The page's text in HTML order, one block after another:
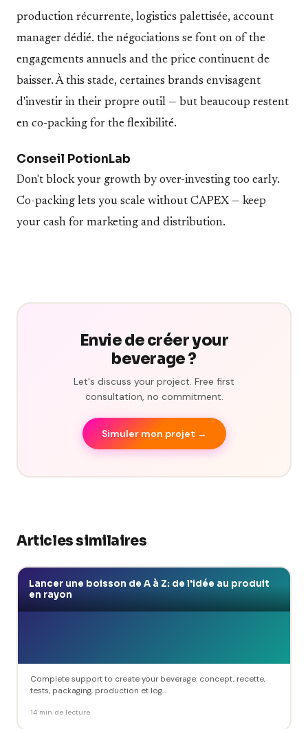
production récurrente, logistics palettisée, account
manager dédié. the négociations se font on of the
engagements annuels and the price continuent de
baisser. À this stade, certaines brands envisagent
d'investir in their propre outil — but beaucoup restent
en co-packing for the flexibilité.
Conseil PotionLab
Don't block your growth by over-investing too early.
Co-packing lets you scale without CAPEX — keep
your cash for marketing and distribution.
Envie de créer your
beverage ?
Let's discuss your project. Free first
consultation, no commitment.
Simuler mon projet →
Articles similaires
Lancer une boisson de A à Z: de l'idée au produit
en rayon
Complete support to create your beverage: concept, recette,
tests, packaging, production et log...
14 min de lecture